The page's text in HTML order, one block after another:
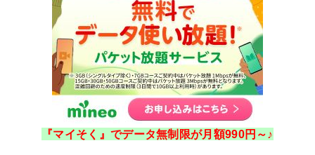
『マイそく』でデータ無制限が月額990円～♪